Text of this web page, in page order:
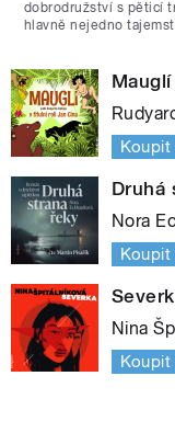
dobrodružství s pěticí
hlavně nejedno
Mauglí
Koupit
Druhá
Nora
Koupit
Nina
Koupit